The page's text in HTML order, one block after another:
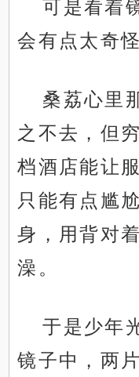
可是看着
会有点太奇
桑荔心里
之不去，但
档酒店能让
只能有点尴
身，用背对
澡。
于是少年
镜子中，两